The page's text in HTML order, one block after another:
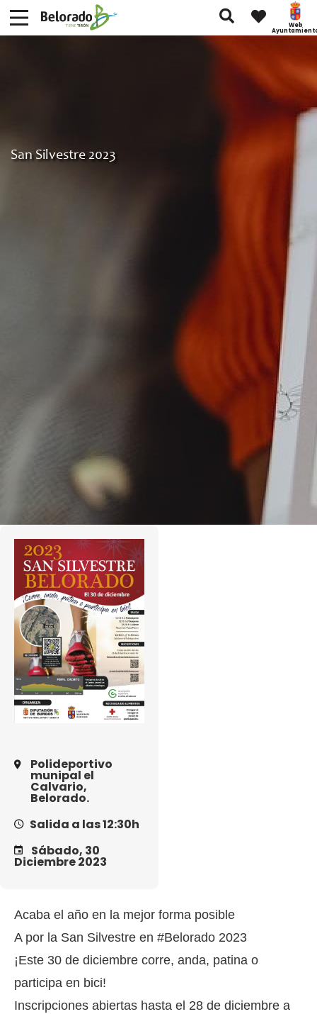
Web
San Silvestre 2023
Polideportivo
munipal el
Calvario,
Belorado.
Salida a las 12:30h
Sábado, 30
Diciembre 2023
Acaba el año en la mejor forma posible
A por la San Silvestre en #Belorado 2023
¡Este 30 de diciembre corre, anda, patina o
participa en bici!
Inscripciones abiertas hasta el 28 de diciembre a